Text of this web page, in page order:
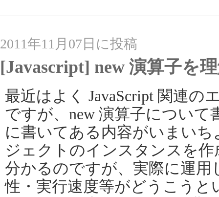
2011年11月07日に投稿
[Javascript] new 演算子を
最近はよく JavaScript 関連の
ですが、new 演算子につい
に書いてある内容がいまい
ジェクトのインスタンスを
分かるのですが、実際に運用
性・実行速度等がどうこう